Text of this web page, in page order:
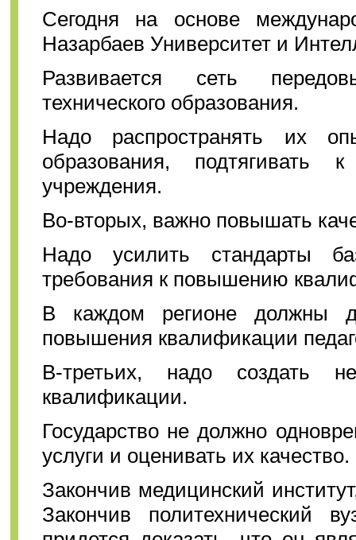
Сегодня на основе
Назарбаев Университет и
Развивается сеть
технического образования.
Надо распространять их
образования,
учреждения.
Во-вторых, важно повышать
Надо усилить стандарты
требования к повышению
В каждом регионе должны
повышения квалификации
В-третьих, надо создать
квалификации.
Государство не должно
услуги и оценивать их качество.
Закончив медицинский
Закончив политехнический